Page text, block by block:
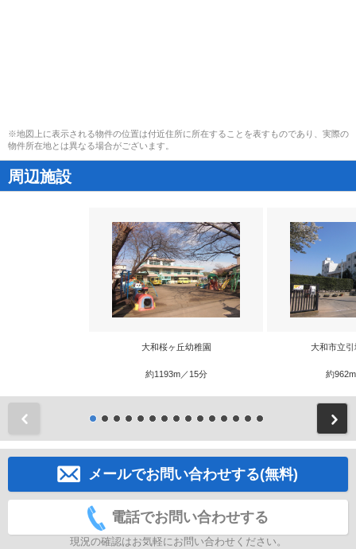
※地図上に表示される物件の位置は付近住所に所在することを表すものであり、実際の
物件所在地とは異なる場合がございます。
周辺施設
大和桜ヶ丘幼稚園
約1193m／15分
大和市立
約
メールでお問い合わせする(無料)
電話でお問い合わせする
現況の確認はお気軽にお問い合わせください。